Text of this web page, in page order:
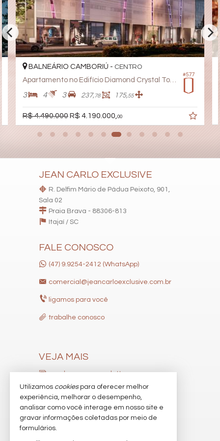
Piscina infantil
Piscina térmica
Playground
Salão de festas
Sauna
Espaço automotivo
Espaço Gourmet aberto
Espaço Zen
Carregador de carro elétrico
Elevador panorâmico
Espaço festa e happy hour
Bar molhado
Área de Serviço
Sala de Estar
Sacada Integrada
Sacada Técnica
Entrada de Serviço
Banheiro Social
Piso Laminado
Infra para Ar Split
Fechadura Eletrônica
Espaço Fitness
Medidores Individuais
Captação de Água
Portão Eletrônico
Playground
Brinquedoteca
#577
BALNEÁRIO CAMBORIÚ - CENTRO
Apartamento no Edifício Diamond Crystal Tower
3 4 3 237,78 175,55
R$ 4.490.000R$ 4.190.000, 00
JEAN CARLO EXCLUSIVE
R. Delfim Mário de Pádua Peixoto, 901,
Sala 02
Praia Brava - 88306-813
Itajaí / SC
FALE CONOSCO
(47) 9.9254-2412 (WhatsApp)
comercial@jeancarloexclusive.com.br
ligamos para você
trabalhe conosco
VEJA MAIS
receba nosso newsletter
indicadores financeiros
cadastre seu imóvel
imóveis favoritos
Utilizamos cookiespara oferecer melhor
experiência, melhorar o desempenho,
analisar como você interage em nosso site e
gravar informações coletadas por meio de
formulários.